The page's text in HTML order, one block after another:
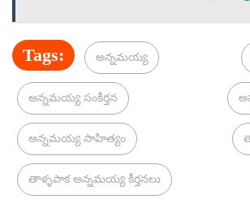
Tags: అన్నమయ్య
అన్నమయ్య సంకీర్తన
అన్నమయ్య సాహిత్యం
తాళ్ళపాక అన్నమయ్య కీర్తనలు